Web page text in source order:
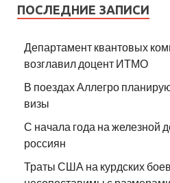
ПОСЛЕДНИЕ ЗАПИСИ
Департамент квантовых
возглавил доцент ИТМО
В поездах Аллегро
визы
С начала года на железной
россиян
Траты США на курдских